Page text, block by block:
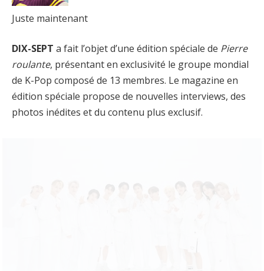
Juste maintenant
DIX-SEPT a fait l’objet d’une édition spéciale de Pierre
roulante, présentant en exclusivité le groupe mondial
de K-Pop composé de 13 membres. Le magazine en
édition spéciale propose de nouvelles interviews, des
photos inédites et du contenu plus exclusif.